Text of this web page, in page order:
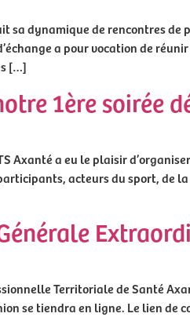
sa dynamique de rencontres de
a pour vocation de
[…]
1ère soirée
Axanté a eu le plaisir
acteurs du sport, de
Territoriale de Santé
se tiendra en ligne. Le lien de